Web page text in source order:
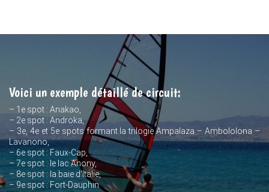
Voici un exemple détaillé de circuit:
– 1e spot : Anakao,
– 2e spot : Androka,
– 3e, 4e et 5e spots formant la trilogie Ampalaza – Ambololona –
Lavanono,
– 6e spot : Faux-Cap,
– 7e spot : le lac Anony,
– 8e spot : la baie d’Italie,
– 9e spot : Fort-Dauphin.